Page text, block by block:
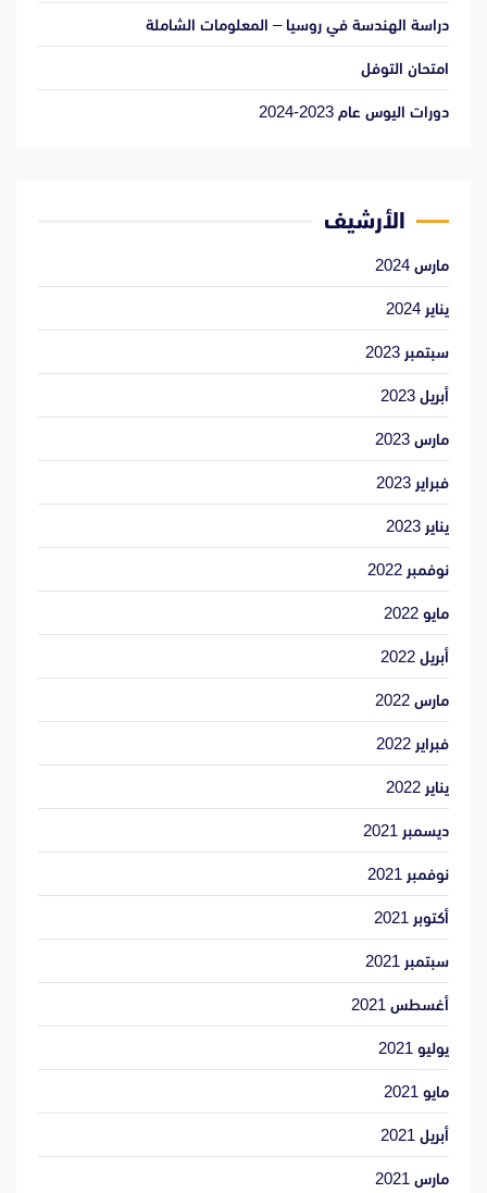
دراسة الهندسة في روسيا – المعلومات الشاملة
امتحان التوفل
دورات اليوس عام 2023-2024
الأرشيف
مارس 2024
يناير 2024
سبتمبر 2023
أبريل 2023
مارس 2023
فبراير 2023
يناير 2023
نوفمبر 2022
مايو 2022
أبريل 2022
مارس 2022
فبراير 2022
يناير 2022
ديسمبر 2021
نوفمبر 2021
أكتوبر 2021
سبتمبر 2021
أغسطس 2021
يوليو 2021
مايو 2021
أبريل 2021
مارس 2021